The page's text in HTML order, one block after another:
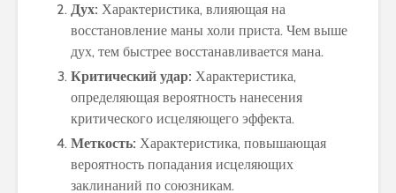
Дух: Характеристика, влияющая на
восстановление маны холи приста. Чем выше
дух, тем быстрее восстанавливается мана.
Критический удар: Характеристика,
определяющая вероятность нанесения
критического исцеляющего эффекта.
Меткость: Характеристика, повышающая
вероятность попадания исцеляющих
заклинаний по союзникам.